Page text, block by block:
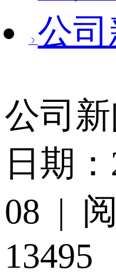
公司
公司
日期
08 | 阅
13495